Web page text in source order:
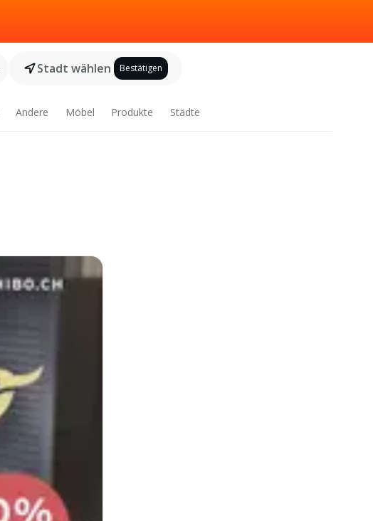
Stadt wählen Bestätigen
Andere Möbel Produkte Städte